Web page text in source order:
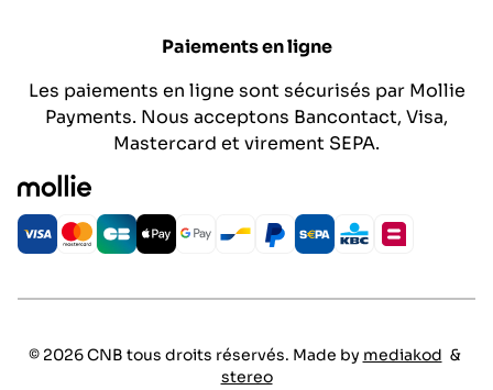
Paiements en ligne
Les paiements en ligne sont sécurisés par Mollie
Payments. Nous acceptons Bancontact, Visa,
Mastercard et virement SEPA.
© 2026 CNB tous droits réservés. Made by mediakod &
stereo